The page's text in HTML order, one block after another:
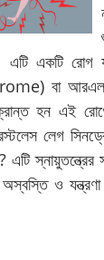
একটি রোগ
বা
হন এই
লেগ
এটি
ও